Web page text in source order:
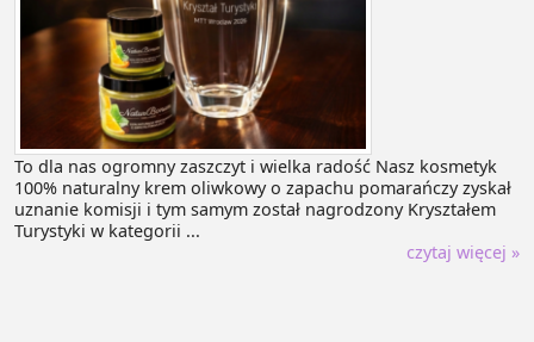
To dla nas ogromny zaszczyt i wielka radość Nasz kosmetyk
100% naturalny krem oliwkowy o zapachu pomarańczy zyskał
uznanie komisji i tym samym został nagrodzony Kryształem
Turystyki w kategorii ...
czytaj więcej »